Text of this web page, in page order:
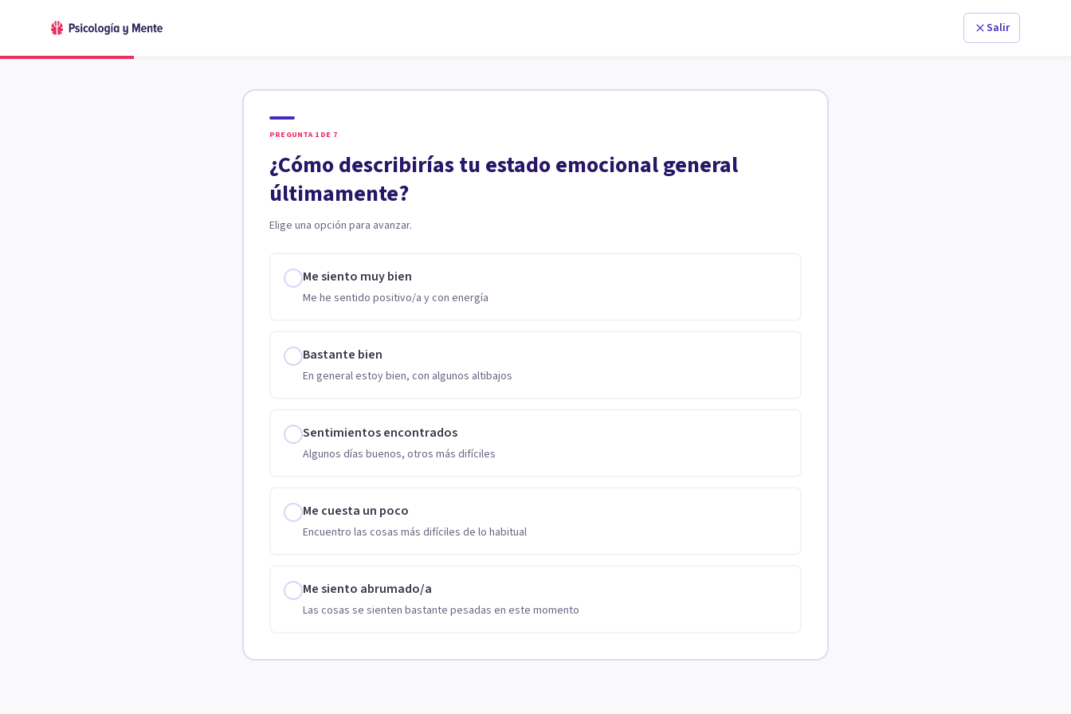
Salir
PREGUNTA 1 DE 7
¿Cómo describirías tu estado emocional general
últimamente?
Elige una opción para avanzar.
Me siento muy bien
Me he sentido positivo/a y con energía
Bastante bien
En general estoy bien, con algunos altibajos
Sentimientos encontrados
Algunos días buenos, otros más difíciles
Me cuesta un poco
Encuentro las cosas más difíciles de lo habitual
Me siento abrumado/a
Las cosas se sienten bastante pesadas en este momento